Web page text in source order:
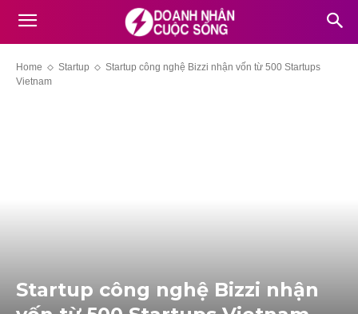
Home Startup
Startup công nghệ Bizzi nhận vốn từ 500 Startups
Vietnam
Startup công nghệ Bizzi nhận